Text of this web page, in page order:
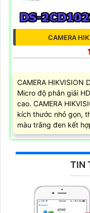
CAMERA
CAMERA HIKVISION
Micro độ phân giải
cao. CAMERA
kích thước nhỏ gọn,
màu trắng đen kết
TIN